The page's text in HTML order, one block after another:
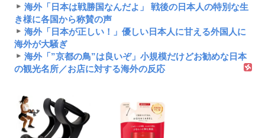
海外「日本は戦勝国なんだよ」 戦後の日本人の特別な生
き様に各国から称賛の声
海外「日本が正しい！」優しい日本人に甘える外国人に
海外が大騒ぎ
海外「”京都の鳥”は良いぞ」小規模だけどお勧めな日本
の観光名所／お店に対する海外の反応